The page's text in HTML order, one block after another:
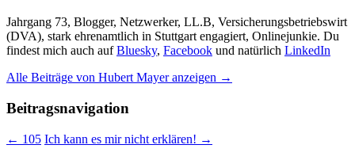
Jahrgang 73, Blogger, Netzwerker, LL.B, Versicherungsbetriebswirt
(DVA), stark ehrenamtlich in Stuttgart engagiert, Onlinejunkie. Du
findest mich auch aufBluesky, Facebook und natürlich LinkedIn
Alle Beiträge von Hubert Mayer anzeigen →
Beitragsnavigation
← 105 Ich kann es mir nicht erklären! →